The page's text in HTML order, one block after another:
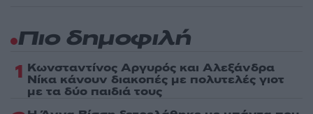
Πιο δημοφιλή
1 Κωνσταντίνος Αργυρός και Αλεξάνδρα
Νίκα κάνουν διακοπές με πολυτελές γιοτ
με τα δύο παιδιά τους